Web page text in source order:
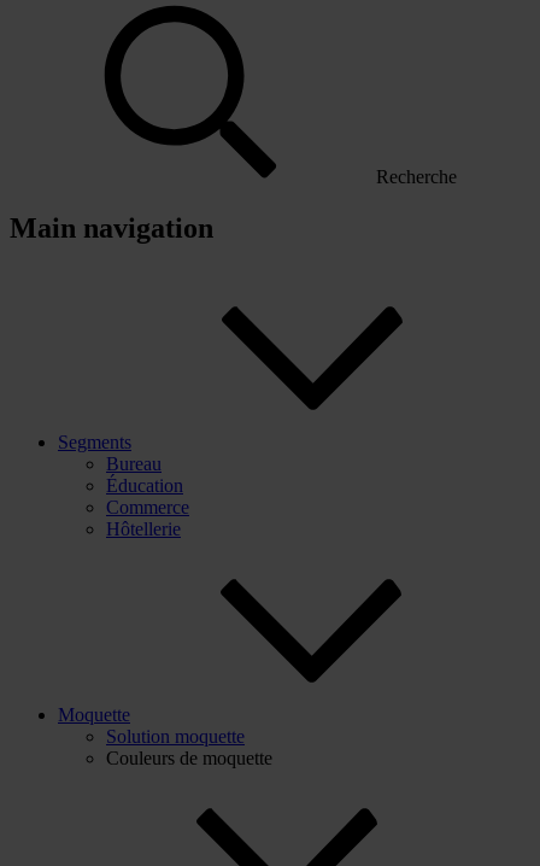
Recherche
Main navigation
Segments
Bureau
Éducation
Commerce
Hôtellerie
Moquette
Solution moquette
Couleurs de moquette